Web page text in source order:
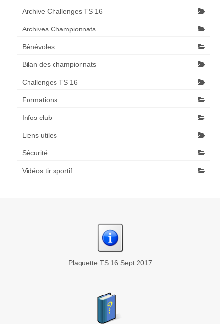
Archive Challenges TS 16
Archives Championnats
Bénévoles
Bilan des championnats
Challenges TS 16
Formations
Infos club
Liens utiles
Sécurité
Vidéos tir sportif
Plaquette TS 16 Sept 2017